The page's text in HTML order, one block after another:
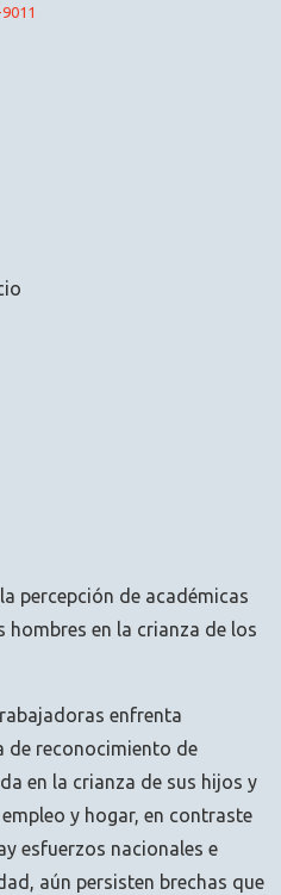
percepción de académicas
en la crianza de los
enfrenta
de reconocimiento de
en la crianza de sus hijos y
y hogar, en contraste
esfuerzos nacionales e
aún persisten brechas que